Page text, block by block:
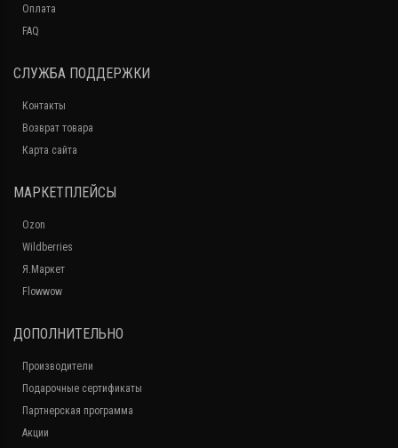
Оплата
FAQ
СЛУЖБА ПОДДЕРЖКИ
Контакты
Возврат товара
Карта сайта
МАРКЕТПЛЕЙСЫ
Ozon
Wildberries
Я.Маркет
Flowwow
ДОПОЛНИТЕЛЬНО
Производители
Подарочные сертификаты
Партнерская программа
Акции